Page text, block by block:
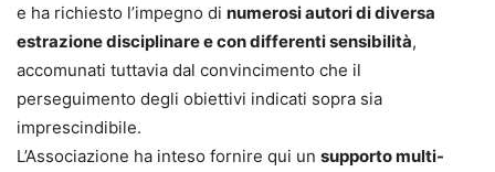
e ha richiesto l’impegno di numerosi autori di diversa
estrazione disciplinare e con differenti sensibilità,
accomunati tuttavia dal convincimento che il
perseguimento degli obiettivi indicati sopra sia
imprescindibile.
L’Associazione ha inteso fornire qui un supporto multi-